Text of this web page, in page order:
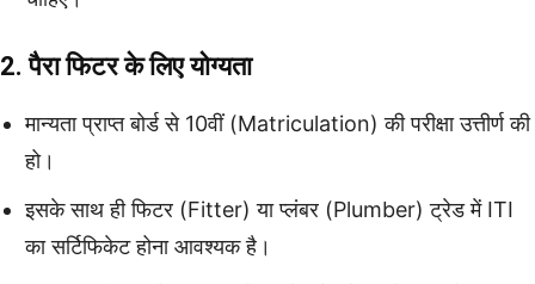
2. पैरा फिटर के लिए योग्यता
मान्यता प्राप्त बोर्ड से 10वीं (Matriculation) की परीक्षा उत्तीर्ण की
हो।
इसके साथ ही फिटर (Fitter) या प्लंबर (Plumber) ट्रेड में ITI
का सर्टिफिकेट होना आवश्यक है।